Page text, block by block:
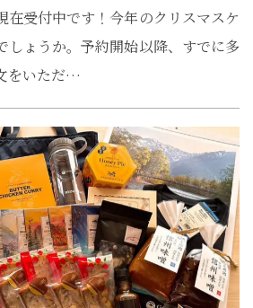
在受付中です！今年のクリスマスケ
しょうか。予約開始以降、すでに多
をいただ…